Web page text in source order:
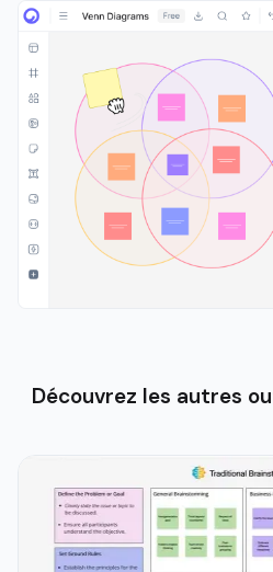
Découvrez les autres